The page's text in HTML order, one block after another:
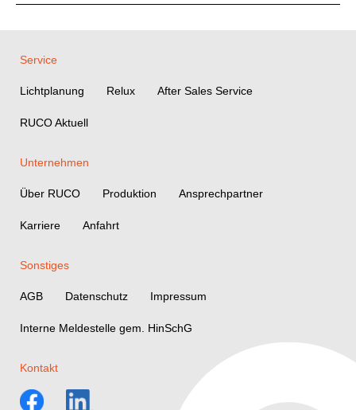
Service
Lichtplanung Relux After Sales Service
RUCO Aktuell
Unternehmen
Über RUCO Produktion Ansprechpartner
Karriere Anfahrt
Sonstiges
AGB Datenschutz Impressum
Interne Meldestelle gem. HinSchG
Kontakt